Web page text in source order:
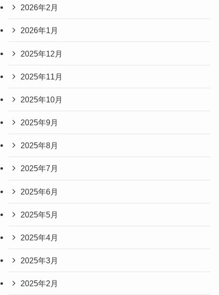
2026年2月
2026年1月
2025年12月
2025年11月
2025年10月
2025年9月
2025年8月
2025年7月
2025年6月
2025年5月
2025年4月
2025年3月
2025年2月